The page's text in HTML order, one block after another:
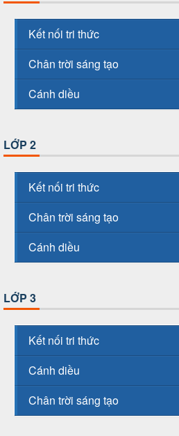
Kết nối tri thức
Chân trời sáng tạo
Cánh diều
LỚP 2
Kết nối tri thức
Chân trời sáng tạo
Cánh diều
LỚP 3
Kết nối tri thức
Cánh diều
Chân trời sáng tạo